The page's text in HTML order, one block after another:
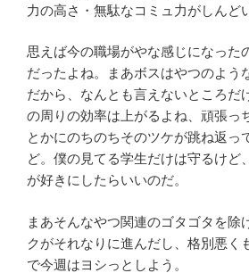
力の高さ・無駄なコミュ力がしんど
思えば今の職場がやな感じになった
だったよね。まあボスはやつのよう
だから、なんとも言えないところだ
の周りの効率は上がるよね、頑張っ
とかにのちのちそのツケが跳ね返っ
ど。僕の見てる学生だけは守るけど
が好きにしたらいいのだ。
まあそんなやつ関連のゴタゴタを除
クがそれなりに進んだし、格別悪く
で今週はヨシっとしよう。